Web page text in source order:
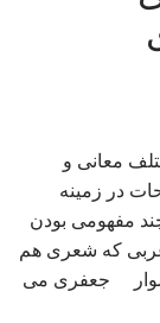
معانی و
در زمینه
مفهومی بودن
که شعری هم
سوار جعفری می